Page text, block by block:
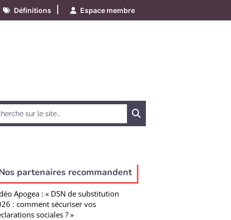
Définitions Espace membre
partenaires recommandent
Apogea : « DSN de substitution
: comment sécuriser vos
sociales ? »